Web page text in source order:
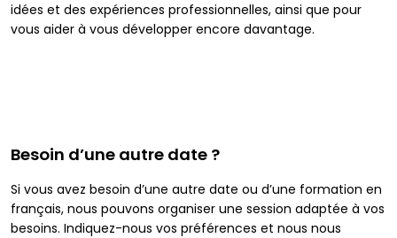
idées et des expériences professionnelles, ainsi que pour
vous aider à vous développer encore davantage.
Besoin d’une autre date ?
Si vous avez besoin d’une autre date ou d’une formation en
français, nous pouvons organiser une session adaptée à vos
besoins. Indiquez-nous vos préférences et nous nous